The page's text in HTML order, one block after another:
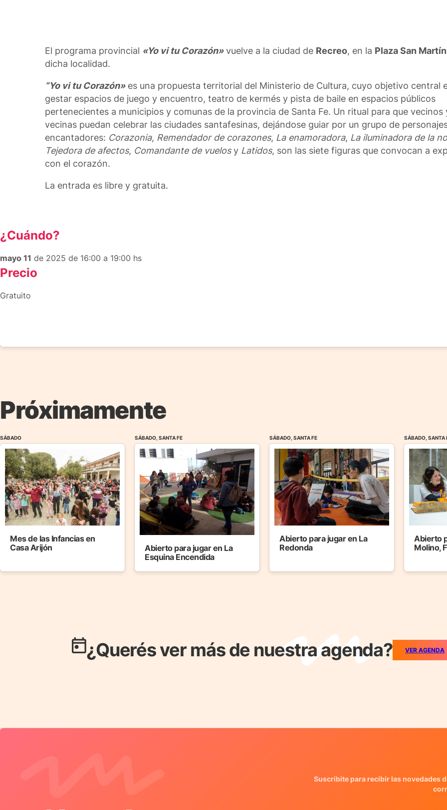
El programa provincial «Yo vi tu Corazón»vuelve a la ciudad de Recreo, en la Plaza San Martín
dicha localidad.
“Yo vi tu Corazón»es una propuesta territorial del Ministerio de Cultura, cuyo objetivo central
gestar espacios de juego y encuentro, teatro de kermés y pista de baile en espacios públicos
pertenecientes a municipios y comunas de la provincia de Santa Fe. Un ritual para que vecinos
vecinas puedan celebrar las ciudades santafesinas, dejándose guiar por un grupo de
encantadores: Corazonia, Remendador de corazones, La enamoradora, La iluminadora de la
Tejedora de afectos, Comandante de vuelosy Latidos, son las siete figuras que convocan a
con el corazón.
La entrada es libre y gratuita.
¿Cuándo?
mayo 11 de 2025 de 16:00 a 19:00 hs
Precio
Gratuito
Próximamente
SÁBADO
Mes de las Infancias en
Casa Arijón
SÁBADO, SANTA FE
Abierto para jugar en La
Esquina Encendida
SÁBADO, SANTA FE
Abierto para jugar en La
Redonda
SÁBADO, SANTA
Abierto
Molino,
¿Querés ver más de nuestra agenda? VER AGENDA
Suscribite para recibir las novedades